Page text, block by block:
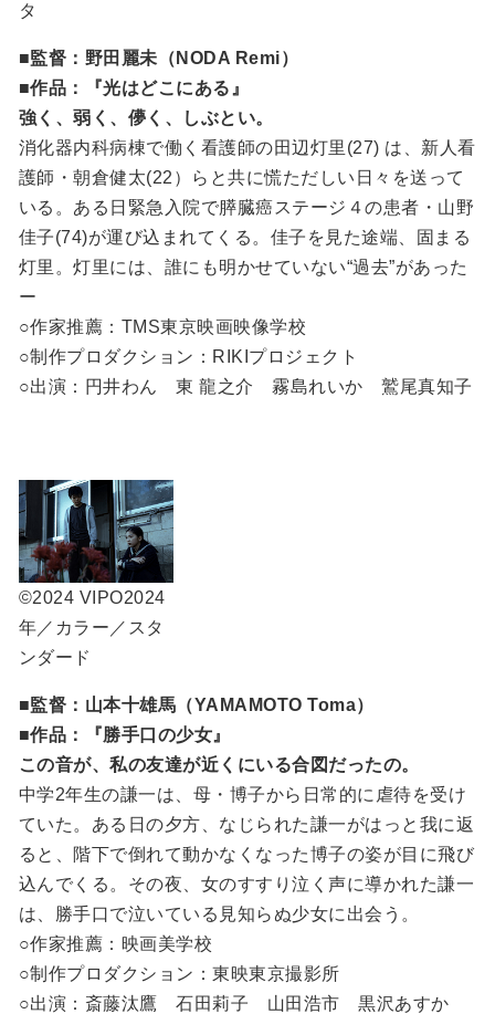
タ
■監督：野田麗未（NODA Remi）
■作品：『光はどこにある』
強く、弱く、儚く、しぶとい。
消化器内科病棟で働く看護師の田辺灯里(27) は、新人看
護師・朝倉健太(22）らと共に慌ただしい日々を送って
いる。ある日緊急入院で膵臓癌ステージ４の患者・山野
佳子(74)が運び込まれてくる。佳子を見た途端、固まる
灯里。灯里には、誰にも明かせていない“過去”があった
ー
○作家推薦：TMS東京映画映像学校
○制作プロダクション：RIKIプロジェクト
○出演：円井わん 東 龍之介 霧島れいか 鷲尾真知子
©2024 VIPO2024
年／カラー／スタ
ンダード
■監督：山本十雄馬（YAMAMOTO Toma）
■作品：『勝手口の少女』
この音が、私の友達が近くにいる合図だったの。
中学2年生の謙一は、母・博子から日常的に虐待を受け
ていた。ある日の夕方、なじられた謙一がはっと我に返
ると、階下で倒れて動かなくなった博子の姿が目に飛び
込んでくる。その夜、女のすすり泣く声に導かれた謙一
は、勝手口で泣いている見知らぬ少女に出会う。
○作家推薦：映画美学校
○制作プロダクション：東映東京撮影所
○出演：斎藤汰鷹 石田莉子 山田浩市 黒沢あすか